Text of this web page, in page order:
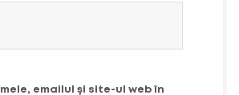
emailul și site-ul web în